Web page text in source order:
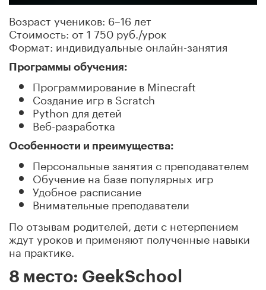
Возраст учеников: 6–16 лет
Стоимость: от 1 750 руб./урок
Формат: индивидуальные онлайн-занятия
Программы обучения:
Программирование в Minecraft
Создание игр в Scratch
Python для детей
Веб-разработка
Особенности и преимущества:
Персональные занятия с преподавателем
Обучение на базе популярных игр
Удобное расписание
Внимательные преподаватели
По отзывам родителей, дети с нетерпением
ждут уроков и применяют полученные навыки
на практике.
8 место: GeekSchool